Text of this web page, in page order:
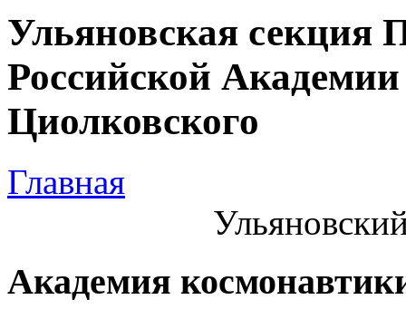
Ульяновская секция
Российской
Циолковского
Главная
Академия